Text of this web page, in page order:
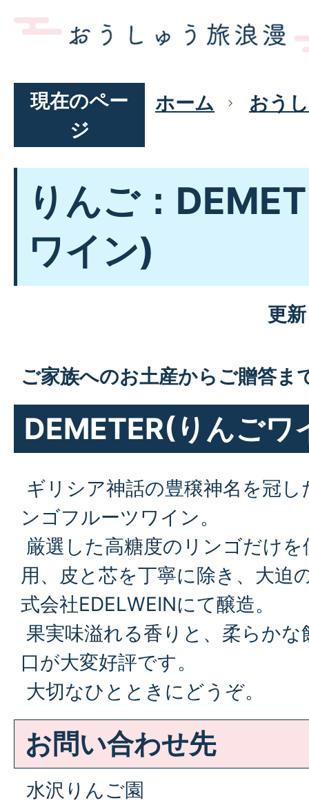
現在のペー
ジ
ホーム おう
りんご：
ワイン)
更
ご家族へのお土産からご贈答ま
DEMETER(りんごワ
ギリシア神話の豊穣神名を冠し
ンゴフルーツワイン。
厳選した高糖度のリンゴだけを
用、皮と芯を丁寧に除き、大迫
式会社EDELWEINにて醸造。
果実味溢れる香りと、柔らかな
口が大変好評です。
大切なひとときにどうぞ。
お問い合わせ先
水沢りんご園